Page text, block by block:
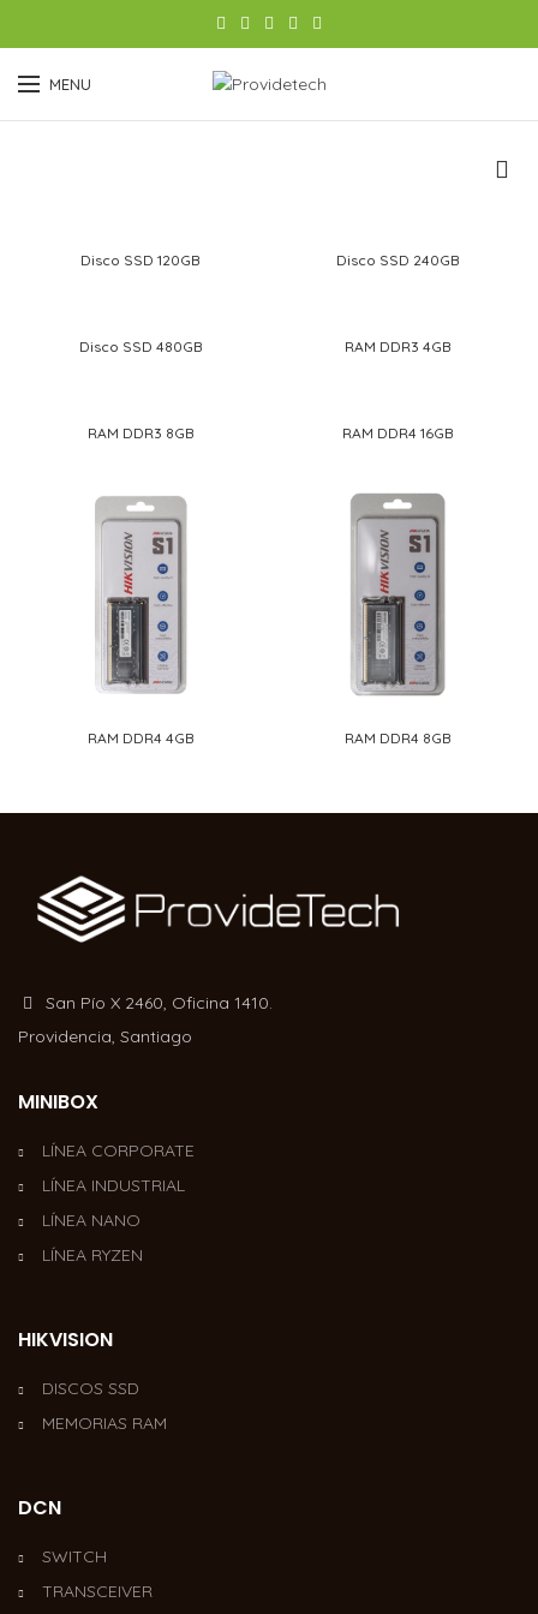
MENU
Disco SSD 120GB Disco SSD 240GB
Disco SSD 480GB RAM DDR3 4GB
RAM DDR3 8GB RAM DDR4 16GB
RAM DDR4 4GB RAM DDR4 8GB
San Pío X 2460, Oficina 1410.
Providencia, Santiago
MINIBOX
LÍNEA CORPORATE
LÍNEA INDUSTRIAL
LÍNEA NANO
LÍNEA RYZEN
HIKVISION
DISCOS SSD
MEMORIAS RAM
DCN
SWITCH
TRANSCEIVER